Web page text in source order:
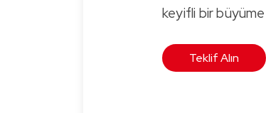
keyifli bir büyüme
Teklif Alın